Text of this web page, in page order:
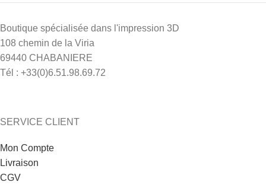
Boutique spécialisée dans l'impression 3D
108 chemin de la Viria
69440 CHABANIERE
Tél : +33(0)6.51.98.69.72
SERVICE CLIENT
Mon Compte
Livraison
CGV